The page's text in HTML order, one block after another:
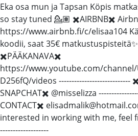
Eka osa mun ja Tapsan Köpis
so stay tuned 💁🏽 ✖️AIRBNB✖️
https://www.airbnb.fi/c/elisaa104
koodii, saat 35€ matkustuspisteitä✨
✖️PÄÄKANAVA✖️
https://www.youtube.com/channel/
D256fQ/videos ----------------------------
SNAPCHAT✖️ @misselizza
CONTACT✖️
interested in working with me, feel
-------------------